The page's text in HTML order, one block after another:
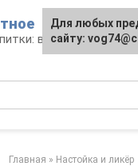
виды, рецепты,
Главная » Настойка и ликёр
Для любых
сайту: